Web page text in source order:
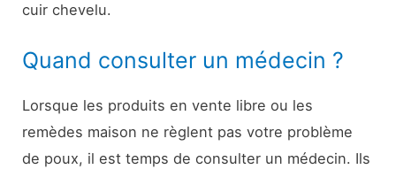
cuir chevelu.
Quand consulter un médecin ?
Lorsque les produits en vente libre ou les
remèdes maison ne règlent pas votre problème
de poux, il est temps de consulter un médecin. Ils